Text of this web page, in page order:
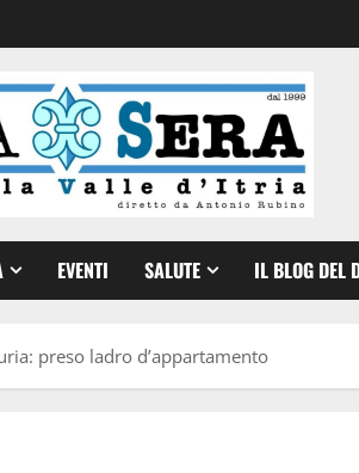
EVENTI SALUTE IL BLOG DEL
preso ladro d’appartamento